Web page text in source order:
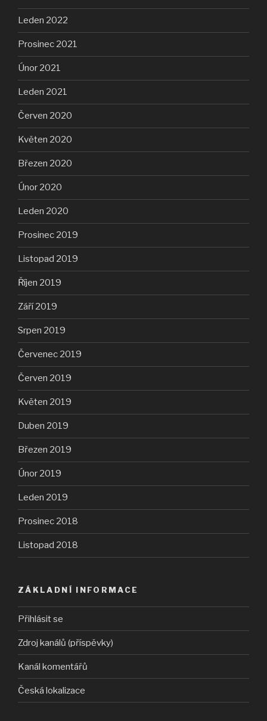
Leden 2022
Prosinec 2021
Únor 2021
Leden 2021
Červen 2020
Květen 2020
Březen 2020
Únor 2020
Leden 2020
Prosinec 2019
Listopad 2019
Říjen 2019
Září 2019
Srpen 2019
Červenec 2019
Červen 2019
Květen 2019
Duben 2019
Březen 2019
Únor 2019
Leden 2019
Prosinec 2018
Listopad 2018
ZÁKLADNÍ INFORMACE
Přihlásit se
Zdroj kanálů (příspěvky)
Kanál komentářů
Česká lokalizace